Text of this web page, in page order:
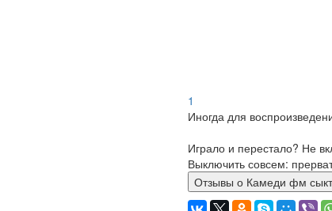
1
Иногда для
Играло и перестало? Не
Выключить совсем:
Отзывы о Камеди